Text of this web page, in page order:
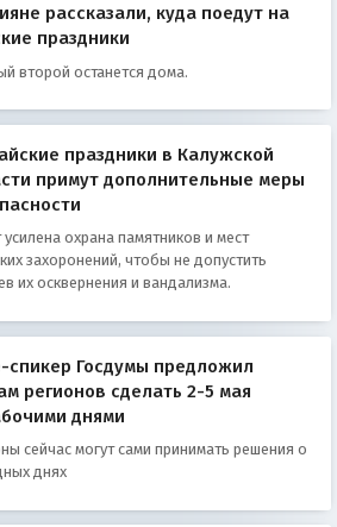
рассказали, куда поедут на
праздники
второй останется дома.
праздники в Калужской
примут дополнительные меры
усилена охрана памятников и мест
захоронений, чтобы не допустить
их осквернения и вандализма.
спикер Госдумы предложил
регионов сделать 2-5 мая
днями
сейчас могут сами принимать решения о
днях